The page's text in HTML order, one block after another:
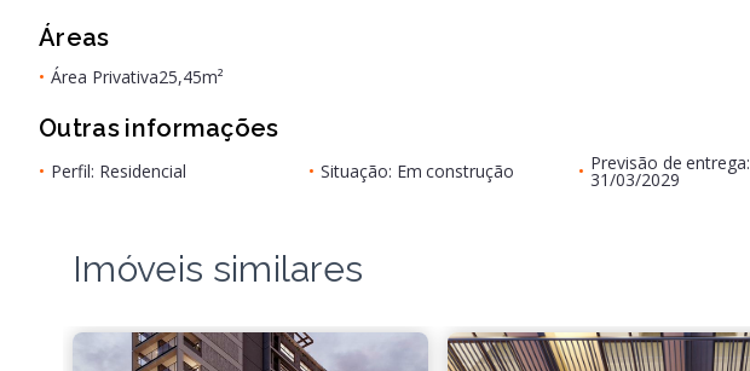
Áreas
• Área Privativa25,45m²
Outras informações
• Perfil: Residencial • Situação: Em construção • Previsão de entrega:
31/03/2029
Imóveis similares